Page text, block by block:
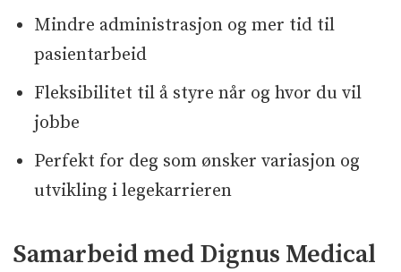
Mindre administrasjon og mer tid til
pasientarbeid
Fleksibilitet til å styre når og hvor du vil
jobbe
Perfekt for deg som ønsker variasjon og
utvikling i legekarrieren
Samarbeid med Dignus Medical